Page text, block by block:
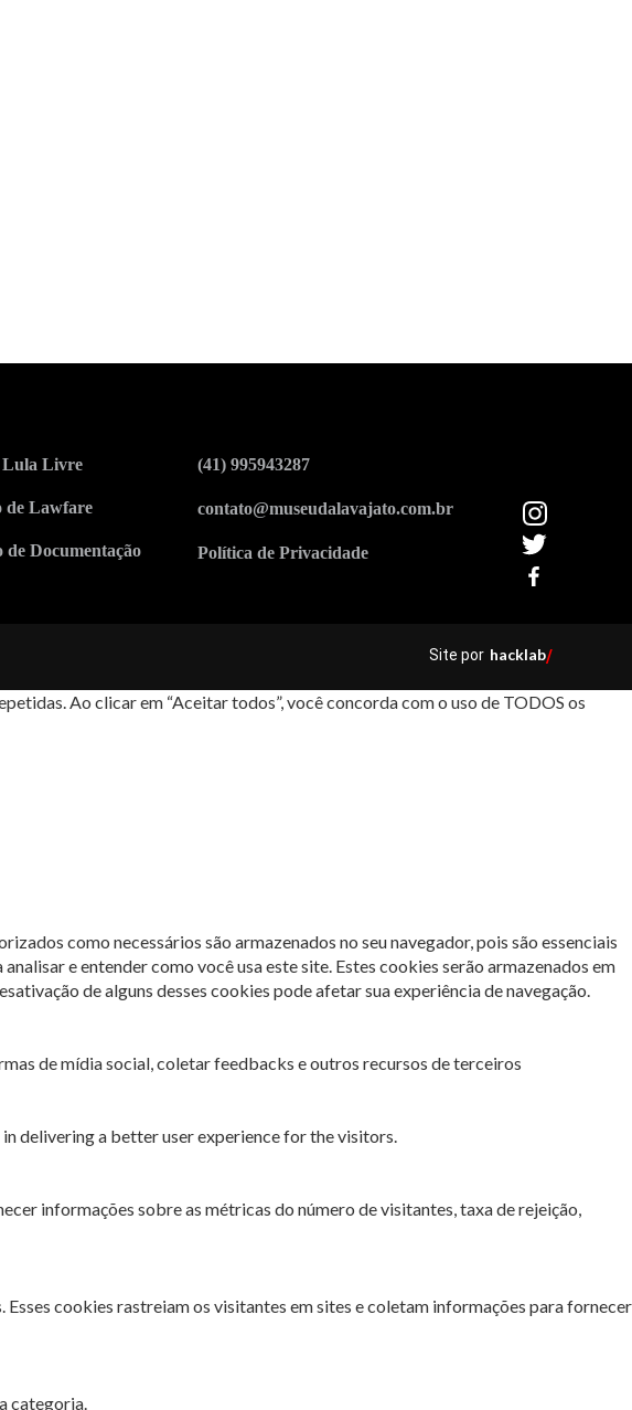
Livre
de Lawfare
de Documentação
(41) 995943287
contato@museudalavajato.com.br
Política de Privacidade
Site por hacklab/
Ao clicar em “Aceitar todos”, você concorda com o uso de TODOS os
como necessários são armazenados no seu navegador, pois são essenciais
e entender como você usa este site. Estes cookies serão armazenados em
de alguns desses cookies pode afetar sua experiência de navegação.
de mídia social, coletar feedbacks e outros recursos de terceiros
delivering a better user experience for the visitors.
informações sobre as métricas do número de visitantes, taxa de rejeição,
cookies rastreiam os visitantes em sites e coletam informações para fornecer
categoria.